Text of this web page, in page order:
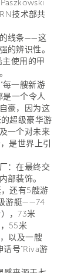
技术部共
线条——这
的辨识性。
使用的甲
每一艘新游
是一个令人
豪，因为这
超级豪华游
一个对未来
是世界上引
：在最终交
部装饰。
还有5艘游
游艇——74
，73米
55米
以及一艘
号”Riva游